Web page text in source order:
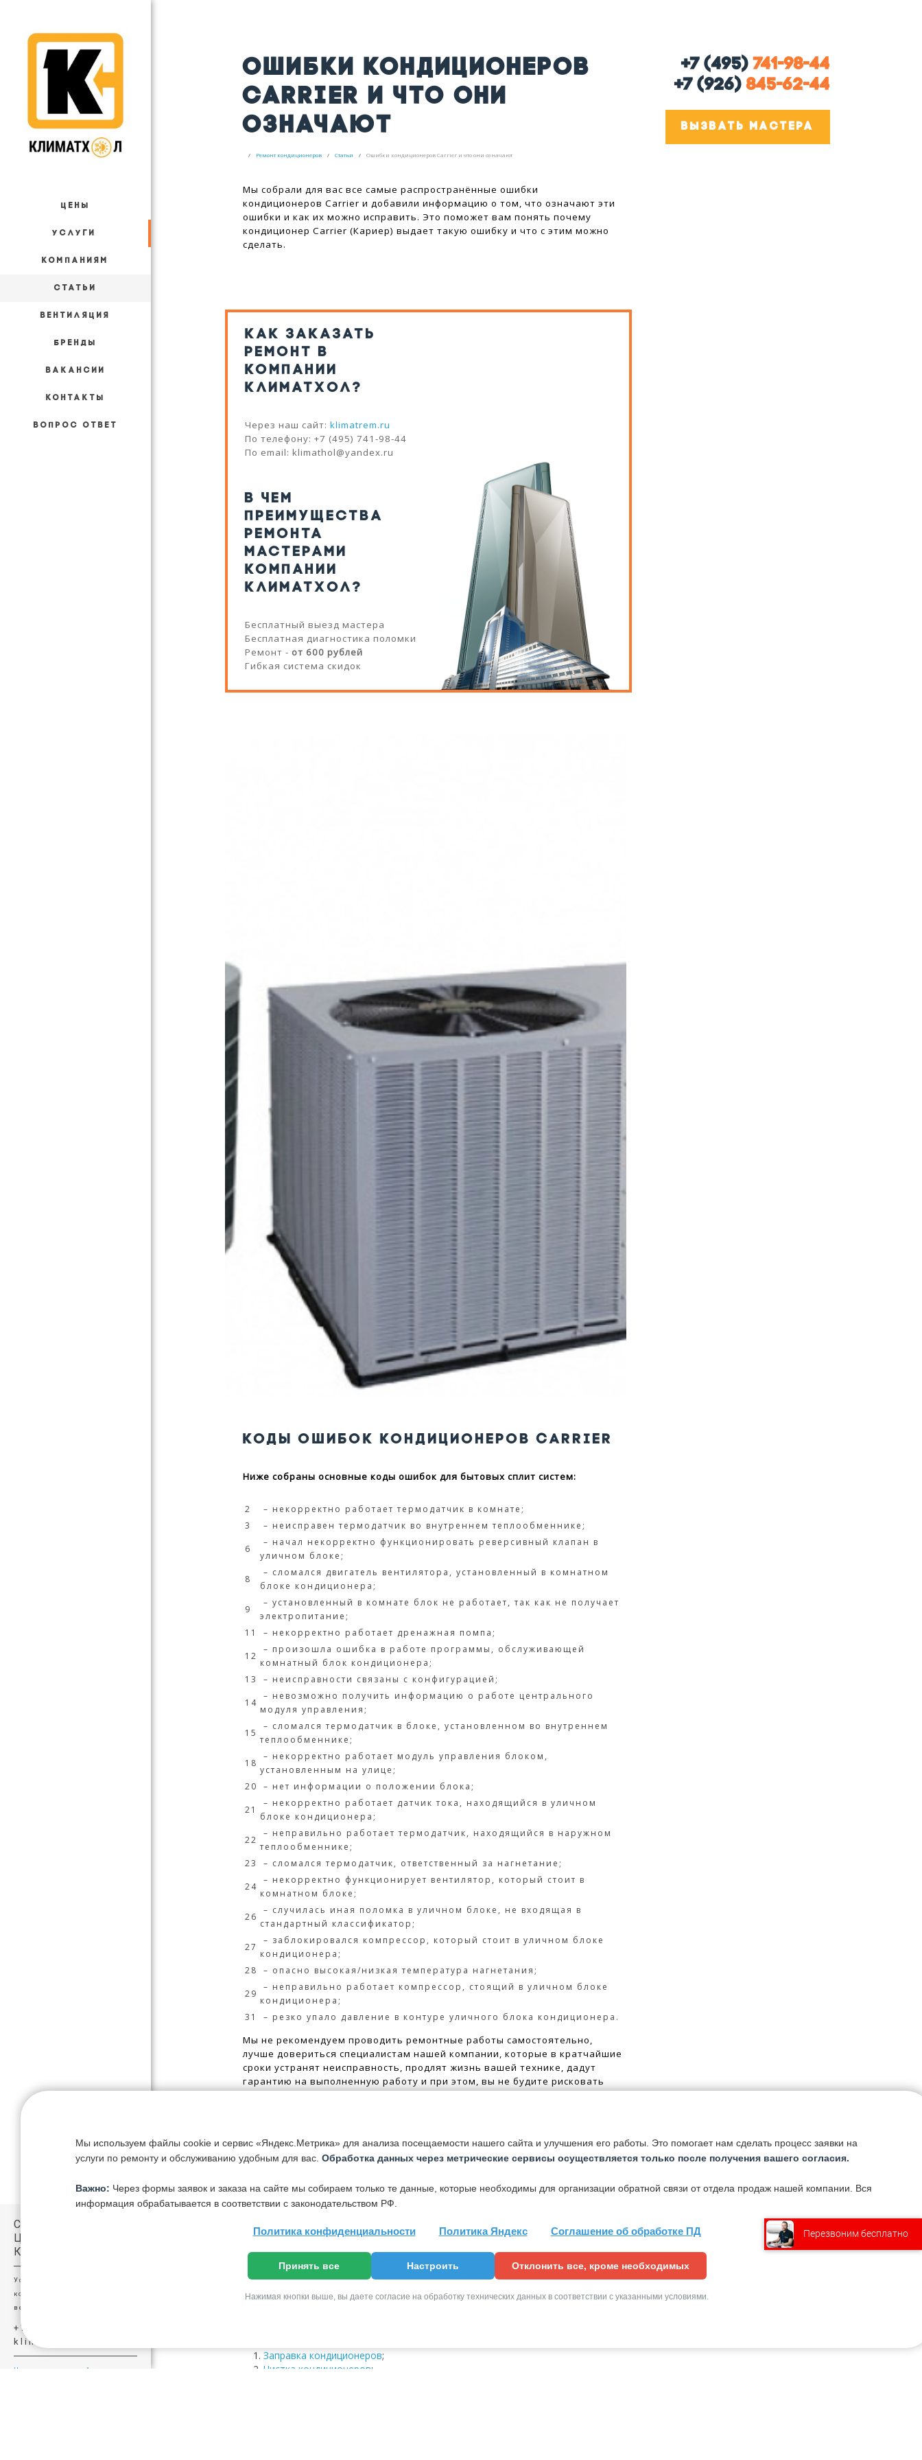
ЦЕНЫ
УСЛУГИ
КОМПАНИЯМ
СТАТЬИ
ВЕНТИЛЯЦИЯ
БРЕНДЫ
ВАКАНСИИ
КОНТАКТЫ
ВОПРОС ОТВЕТ
СЕРВИСНЫЙ
ЦЕНТР
КЛИМАТХОЛ
Установка и обслуживание
кондиционеров и систем
вентиляции
+7 (495) 741-98-44
klimathol@yandex.ru
Навигация по сайту
ОШИБКИ КОНДИЦИОНЕРОВ
CARRIER И ЧТО ОНИ
ОЗНАЧАЮТ
Ремонт кондиционеров Статьи Ошибки кондиционеров Carrier и что они означают
Мы собрали для вас все самые распространённые ошибки
кондиционеров Carrier и добавили информацию о том, что означают эти
ошибки и как их можно исправить. Это поможет вам понять почему
кондиционер Carrier (Кариер) выдает такую ошибку и что с этим можно
сделать.
КАК ЗАКАЗАТЬ
РЕМОНТ В
КОМПАНИИ
КЛИМАТХОЛ?
Через наш сайт: klimatrem.ru
По телефону: +7 (495) 741-98-44
По email: klimathol@yandex.ru
В ЧЕМ
ПРЕИМУЩЕСТВА
РЕМОНТА
МАСТЕРАМИ
КОМПАНИИ
КЛИМАТХОЛ?
Бесплатный выезд мастера
Бесплатная диагностика поломки
Ремонт - от 600 рублей
Гибкая система скидок
КОДЫ ОШИБОК КОНДИЦИОНЕРОВ CARRIER
Ниже собраны основные коды ошибок для бытовых сплит систем:
2
– некорректно работает термодатчик в комнате;
3
– неисправен термодатчик во внутреннем теплообменнике;
6
– начал некорректно функционировать реверсивный клапан в
уличном блоке;
8
– сломался двигатель вентилятора, установленный в комнатном
блоке кондиционера;
9
– установленный в комнате блок не работает, так как не получает
электропитание;
11
– некорректно работает дренажная помпа;
12
– произошла ошибка в работе программы, обслуживающей
комнатный блок кондиционера;
13
– неисправности связаны с конфигурацией;
14
– невозможно получить информацию о работе центрального
модуля управления;
15
– сломался термодатчик в блоке, установленном во внутреннем
теплообменнике;
18
– некорректно работает модуль управления блоком,
установленным на улице;
20
– нет информации о положении блока;
21
– некорректно работает датчик тока, находящийся в уличном
блоке кондиционера;
22
– неправильно работает термодатчик, находящийся в наружном
теплообменнике;
23
– сломался термодатчик, ответственный за нагнетание;
24
– некорректно функционирует вентилятор, который стоит в
комнатном блоке;
26
– случилась иная поломка в уличном блоке, не входящая в
стандартный классификатор;
27
– заблокировался компрессор, который стоит в уличном блоке
кондиционера;
28
– опасно высокая/низкая температура нагнетания;
29
– неправильно работает компрессор, стоящий в уличном блоке
кондиционера;
31
– резко упало давление в контуре уличного блока кондиционера.
Мы не рекомендуем проводить ремонтные работы самостоятельно,
лучше довериться специалистам нашей компании, которые в кратчайшие
сроки устранят неисправность, продлят жизнь вашей технике, дадут
гарантию на выполненную работу и при этом, вы не будите рисковать
тем, что можете поломать дорогостоящее оборудование или случайно
Почему выгодно обращаться в компанию Климатхол:
У нас всегда качественное обслуживание;
Мы проводим работы в удобное для вас время;
У нас очень приятные цены;
Все наши мастера имеют опыт работы в сфере ремонта и обслуживания
кондиционеров более 3 лет;
Но главное – вы в кратчайшие сроки получите рабочую технику.
Заправка кондиционеров;
Чистка кондиционеров;
+7 (495)741-98-44
+7 (926)845-62-44
ВЫЗВАТЬ МАСТЕРА
Мы используем файлы cookie и сервис «Яндекс.Метрика» для анализа посещаемости нашего сайта и улучшения его работы. Это помогает нам сделать процесс заявки на
услуги по ремонту и обслуживанию удобным для вас. Обработка данных через метрические сервисы осуществляется только после получения вашего согласия.
Важно: Через формы заявок и заказа на сайте мы собираем только те данные, которые необходимы для организации обратной связи от отдела продаж нашей компании. Вся
информация обрабатывается в соответствии с законодательством РФ.
Политика конфиденциальности Политика Яндекс Соглашение об обработке ПД
Принять все Настроить Отклонить все, кроме необходимых
Нажимая кнопки выше, вы даете согласие на обработку технических данных в соответствии с указанными условиями.
Связаться
с нами
Перезвоним бесплатно